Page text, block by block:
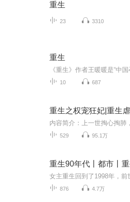
重生
23 3310
重生
10 687
重生之权宠狂妃|重生
529 95.1万
重生90年代丨都市丨
876 4.7万